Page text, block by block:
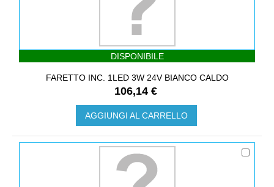
DISPONIBILE
FARETTO INC. 1LED 3W 24V BIANCO CALDO
106,14 €
AGGIUNGI AL CARRELLO